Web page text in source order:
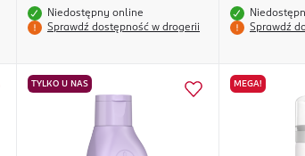
Niedostępny online
Sprawdź dostępność w drogerii
Sprawdź
TYLKO U NAS MEGA!